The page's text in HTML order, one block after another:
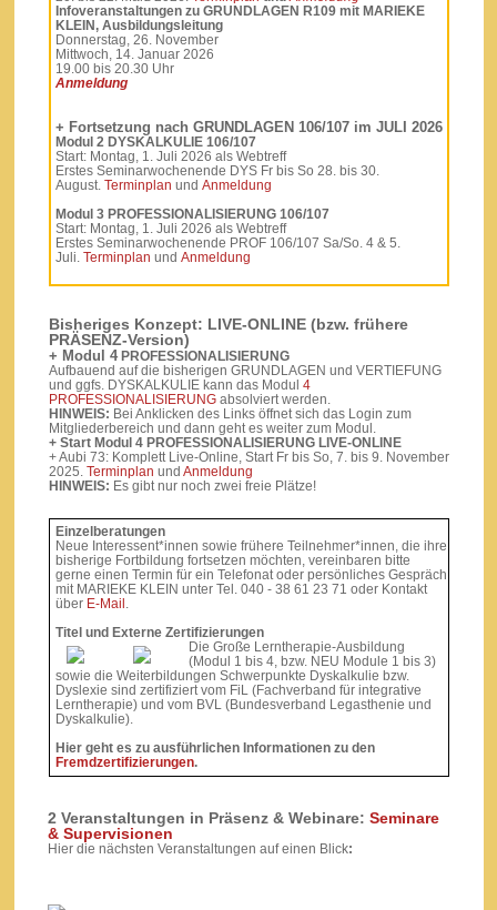
Infoveranstaltungen zu GRUNDLAGEN R109 mit MARIEKE
KLEIN, Ausbildungsleitung
Donnerstag, 26. November
Mittwoch, 14. Januar 2026
19.00 bis 20.30 Uhr
Anmeldung
+ Fortsetzung nach GRUNDLAGEN 106/107 im JULI 2026
Modul 2 DYSKALKULIE 106/107
Start: Montag, 1. Juli 2026 als Webtreff
Erstes Seminarwochenende DYS Fr bis So 28. bis 30.
August.TerminplanundAnmeldung
Modul 3 PROFESSIONALISIERUNG 106/107
Start: Montag, 1. Juli 2026 als Webtreff
Erstes Seminarwochenende PROF 106/107 Sa/So. 4 & 5.
Juli.TerminplanundAnmeldung
Bisheriges Konzept: LIVE-ONLINE (bzw. frühere
PRÄSENZ-Version)
+ Modul 4PROFESSIONALISIERUNG
Aufbauend auf die bisherigen GRUNDLAGEN und VERTIEFUNG
und ggfs. DYSKALKULIE kann das Modul 4
PROFESSIONALISIERUNG absolviert werden.
HINWEIS: Bei Anklicken des Links öffnet sich das Login zum
Mitgliederbereich und dann geht es weiter zum Modul.
+ Start Modul 4 PROFESSIONALISIERUNG LIVE-ONLINE
+ Aubi 73: Komplett Live-Online, Start Fr bis So, 7. bis 9. November
2025. Terminplan und Anmeldung
HINWEIS: Es gibt nur noch zwei freie Plätze!
Einzelberatungen
Neue Interessent*innen sowie frühere Teilnehmer*innen, die ihre
bisherige Fortbildung fortsetzen möchten, vereinbaren bitte
gerne einen Termin für ein Telefonat oder persönliches Gespräch
mit MARIEKE KLEIN unter Tel. 040 - 38 61 23 71 oder Kontakt
über E-Mail .
Titel und Externe Zertifizierungen
Die Große Lerntherapie-Ausbildung
(Modul 1 bis 4, bzw. NEU Module 1 bis 3)
sowie die Weiterbildungen Schwerpunkte Dyskalkulie bzw.
Dyslexie sind zertifiziert vom FiL (Fachverband für integrative
Lerntherapie) und vom BVL (Bundesverband Legasthenie und
Dyskalkulie).
Hier geht es zu ausführlichen Informationen zu den
Fremdzertifizierungen.
2 Veranstaltungen in Präsenz & Webinare: Seminare
& Supervisionen
Hier die nächsten Veranstaltungen auf einen Blick: